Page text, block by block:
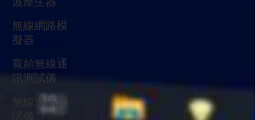
波產生器
無線網路模
擬器
寬頻無線通
訊測試儀
無線通訊測